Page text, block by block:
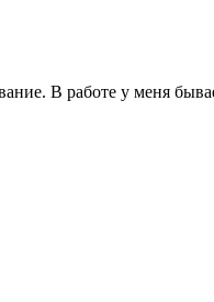
В работе у меня